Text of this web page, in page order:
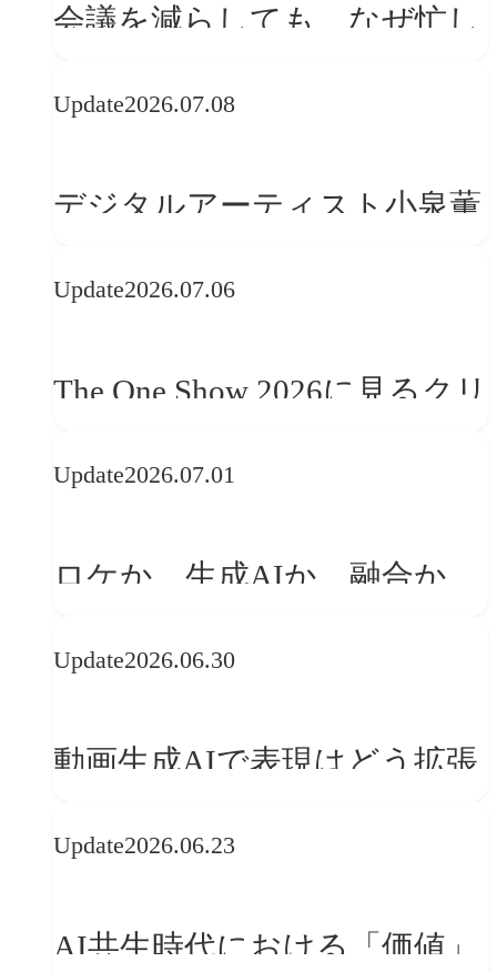
会議を減らしても、なぜ忙し
Update2026.07.08
デジタルアーティスト小泉薫
ークフロー設計と「ノイズと
Update2026.07.06
The One Show 2026に見るクリ
との接点を、ブランドらしい
Update2026.07.01
ロケか、生成AIか、融合か
おける「意思決定」のルール
Update2026.06.30
動画生成AIで表現はどう拡張
伸吾が語る、AI時代の「プロ
Update2026.06.23
AI共生時代における「価値」